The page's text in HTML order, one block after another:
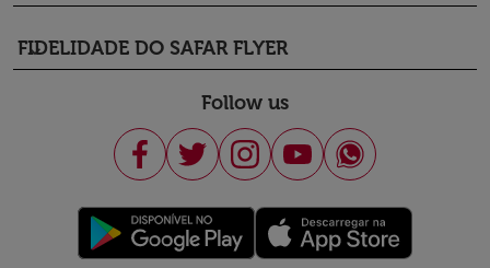
FIDELIDADE DO SAFAR FLYER
keyboard_arrow_down
Follow us